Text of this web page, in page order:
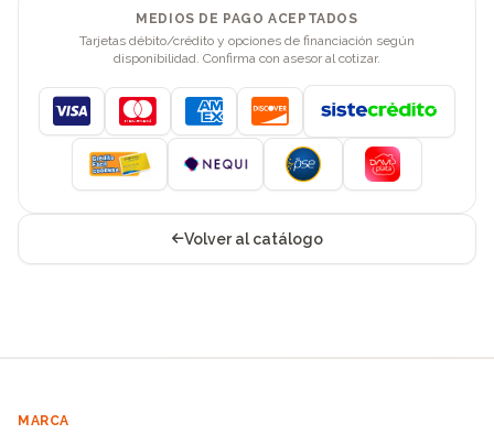
MEDIOS DE PAGO ACEPTADOS
Tarjetas débito/crédito y opciones de financiación según
disponibilidad. Confirma con asesor al cotizar.
Visa MastercardAmerican Express
Discover
Volver al catálogo
MARCA